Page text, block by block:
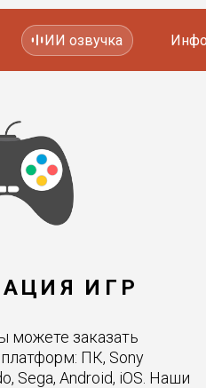
45-51
45-51
ИИ озвучка
ИГР
можете заказать
ПК, Sony
Sega, Android, iOS. Наши